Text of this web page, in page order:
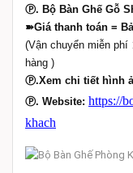
Ⓟ. Bộ Bàn Ghế Gỗ
➽Giá thanh toán =
(Vận chuyển miễn
hàng )
Ⓟ.Xem chi tiết hình
Ⓟ. Website: https://
khach